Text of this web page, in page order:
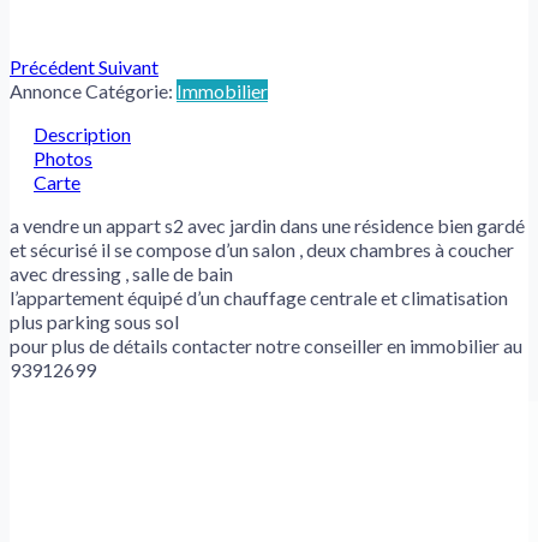
PrécédentSuivant
Annonce Catégorie: Immobilier
Description
Photos
Carte
a vendre un appart s2 avec jardin dans une résidence bien gardé
et sécurisé il se compose d’un salon , deux chambres à coucher
avec dressing , salle de bain
l’appartement équipé d’un chauffage centrale et climatisation
plus parking sous sol
pour plus de détails contacter notre conseiller en immobilier au
93912699